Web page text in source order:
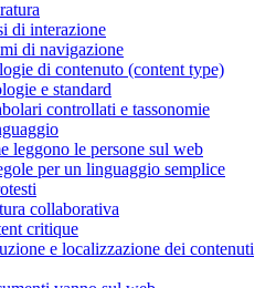
di interazione
di navigazione
di contenuto (content type)
e standard
controllati e tassonomie
leggono le persone sul web
per un linguaggio semplice
collaborativa
critique
e localizzazione dei contenuti